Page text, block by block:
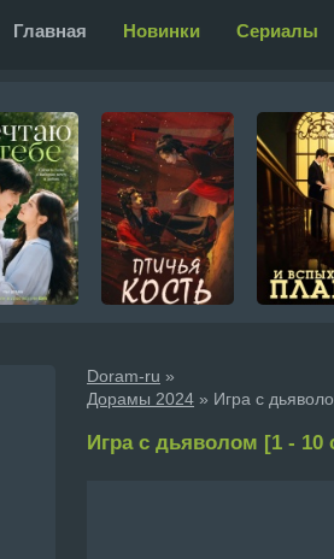
Главная Новинки Сериалы
Doram-ru »
Дорамы 2024 » Игра с
Игра с дьяволом [1 - 10